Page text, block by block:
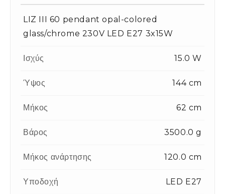
LIZ III 60 pendant opal-colored
glass/chrome 230V LED E27 3x15W
Ισχύς 15.0 W
Ύψος 144 cm
Μήκος 62 cm
Βάρος 3500.0 g
Μήκος ανάρτησης 120.0 cm
Υποδοχή LED E27